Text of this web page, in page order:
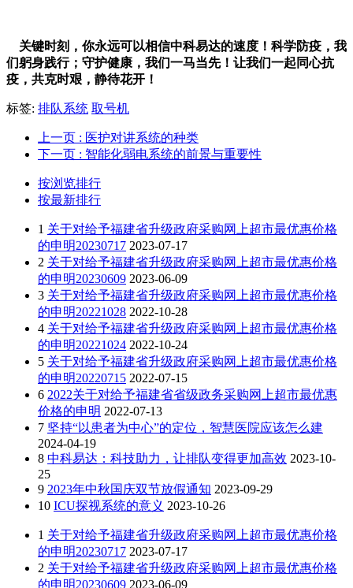
关键时刻，你永远可以相信中科易达的速度！科学防疫，我
们躬身践行；守护健康，我们一马当先！让我们一起同心抗
疫，共克时艰，静待花开！
标签: 排队系统 取号机
上一页 : 医护对讲系统的种类
下一页 : 智能化弱电系统的前景与重要性
按浏览排行
按最新排行
1 关于对给予福建省升级政府采购网上超市最优惠价格
的申明20230717 2023-07-17
2 关于对给予福建省升级政府采购网上超市最优惠价格
的申明20230609 2023-06-09
3 关于对给予福建省升级政府采购网上超市最优惠价格
的申明20221028 2022-10-28
4 关于对给予福建省升级政府采购网上超市最优惠价格
的申明20221024 2022-10-24
5 关于对给予福建省升级政府采购网上超市最优惠价格
的申明20220715 2022-07-15
6 2022关于对给予福建省省级政务采购网上超市最优惠
价格的申明 2022-07-13
7 坚持“以患者为中心”的定位，智慧医院应该怎么建
2024-04-19
8 中科易达：科技助力，让排队变得更加高效 2023-10-
25
9 2023年中秋国庆双节放假通知 2023-09-29
10 ICU探视系统的意义 2023-10-26
1 关于对给予福建省升级政府采购网上超市最优惠价格
的申明20230717 2023-07-17
2 关于对给予福建省升级政府采购网上超市最优惠价格
的申明20230609 2023-06-09